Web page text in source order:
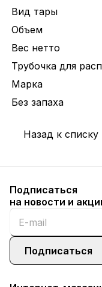
Вид тары
Объем
Вес нетто
Трубочка для
Марка
Без запаха
Назад к списку
Подписаться
на новости и
Подписаться